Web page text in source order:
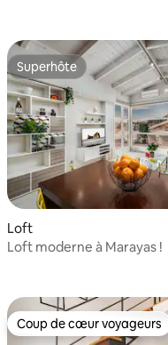
moyenne sur la base de
Superhôte
Superhôte
Loft
Loft moderne à Marayas !
Coup de cœur voyageurs
Coup de cœur voyageurs